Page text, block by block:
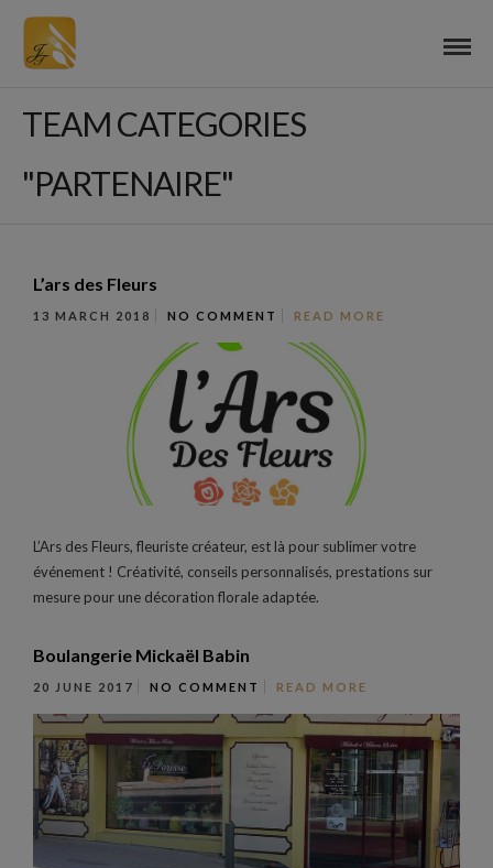
TEAM CATEGORIES
"PARTENAIRE"
L’ars des Fleurs
13 MARCH 2018 NO COMMENT READ MORE
L’Ars des Fleurs, fleuriste créateur, est là pour sublimer votre
événement ! Créativité, conseils personnalisés, prestations sur
mesure pour une décoration florale adaptée.
Boulangerie Mickaël Babin
20 JUNE 2017 NO COMMENT READ MORE